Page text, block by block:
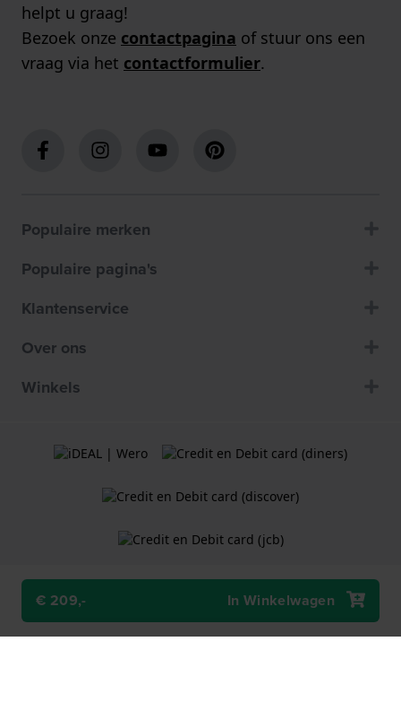
€ 209,- In Winkelwagen
helpt u graag!
Bezoek onze contactpagina of stuur ons een
vraag via het contactformulier.
Populaire merken
Populaire pagina's
Klantenservice
Over ons
Winkels